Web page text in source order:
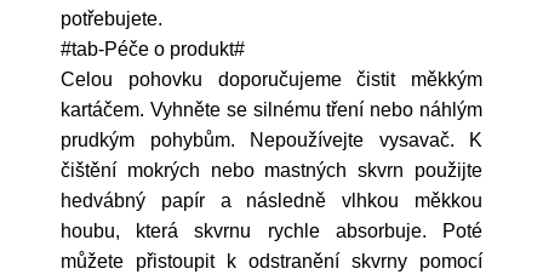
potřebujete.
#tab-Péče o produkt#
Celou pohovku doporučujeme čistit měkkým
kartáčem. Vyhněte se silnému tření nebo náhlým
prudkým pohybům. Nepoužívejte vysavač. K
čištění mokrých nebo mastných skvrn použijte
hedvábný papír a následně vlhkou měkkou
houbu, která skvrnu rychle absorbuje. Poté
můžete přistoupit k odstranění skvrny pomocí